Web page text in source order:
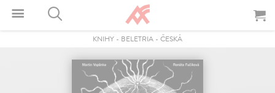
KNIHY - BELETRIA - ČESKÁ